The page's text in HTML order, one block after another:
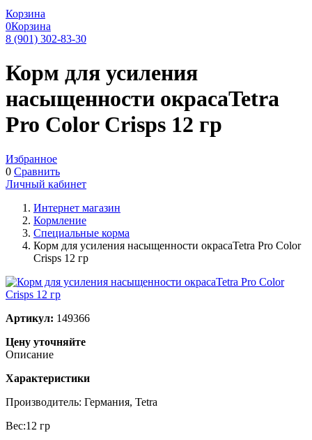
Корзина
0Корзина
8 (901) 302-83-30
Корм для усиления
насыщенности окрасаTetra
Pro Color Crisps 12 гр
Избранное
0 Сравнить
Личный кабинет
Интернет магазин
Кормление
Специальные корма
Корм для усиления насыщенности окрасаTetra Pro Color
Crisps 12 гр
Артикул: 149366
Цену уточняйте
Описание
Характеристики
Производитель: Германия, Tetra
Вес:12 гр